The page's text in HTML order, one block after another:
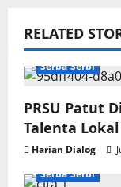
i
g
a
t
i
RELATED
Serba Serbi
PRSU Patut
Talenta
Harian Dialog
Serba Serbi